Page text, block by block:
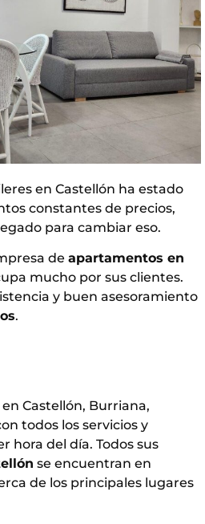
en Castellón ha estado
constantes de precios,
para cambiar eso.
de apartamentos en
mucho por sus clientes.
y buen asesoramiento
.
Castellón, Burriana,
todos los servicios y
hora del día. Todos sus
se encuentran en
de los principales lugares